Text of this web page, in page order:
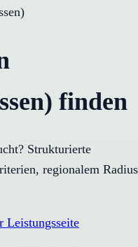
)
finden
Strukturierte
regionalem Radius
Leistungsseite